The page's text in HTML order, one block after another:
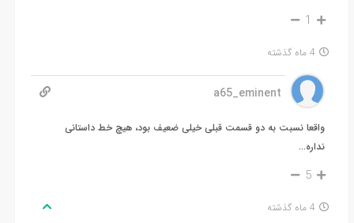
1
4 ماه گذشته
a65_eminent
واقعا نسبت به دو قسمت قبلی خیلی ضعیف بود، هیچ خط داستانی
نداره…
5
4 ماه گذشته